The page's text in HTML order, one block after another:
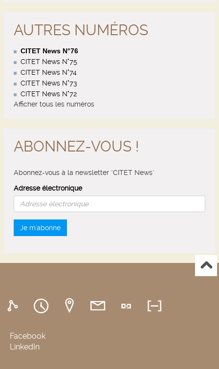
AUTRES NUMÉROS
CITET News N°76
CITET News N°75
CITET News N°74
CITET News N°73
CITET News N°72
Afficher tous les numéros
ABONNEZ-VOUS !
Abonnez-vous à la newsletter "CITET News"
Adresse électronique
Je m'abonne
Facebook
LinkedIn